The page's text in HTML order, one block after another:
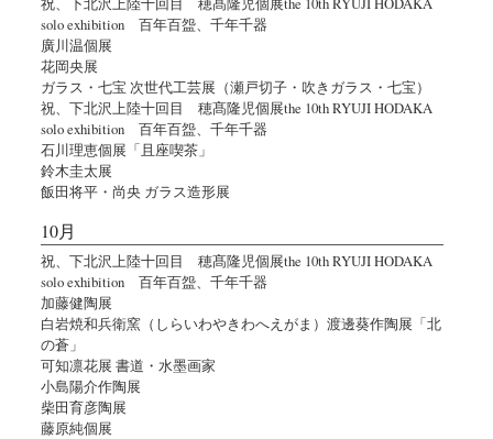
solo exhibition 百年百盌、千年千器
廣川温個展
花岡央展
ガラス・七宝 次世代工芸展（瀬戸切子・吹きガラス・七宝）
祝、下北沢上陸十回目 穂髙隆児個展the 10th RYUJI HODAKA
solo exhibition 百年百盌、千年千器
石川理恵個展「且座喫茶」
鈴木圭太展
飯田将平・尚央 ガラス造形展
10月
祝、下北沢上陸十回目 穂髙隆児個展the 10th RYUJI HODAKA
solo exhibition 百年百盌、千年千器
加藤健陶展
白岩焼和兵衛窯（しらいわやきわへえがま）渡邊葵作陶展「北
の蒼」
可知凛花展 書道・水墨画家
小島陽介作陶展
柴田育彦陶展
藤原純個展